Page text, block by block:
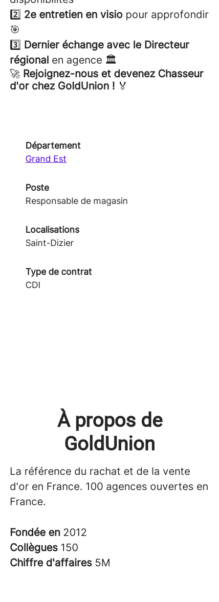
2️⃣ 2e entretien en visio pour approfondir
🎯
3️⃣ Dernier échange avec le Directeur
régional en agence 🏛️
🚀 Rejoignez-nous et devenez Chasseur
d'or chez GoldUnion ! 🏅
Département
Grand Est
Poste
Responsable de magasin
Localisations
Saint-Dizier
Type de contrat
CDI
À propos de
GoldUnion
La référence du rachat et de la vente
d'or en France. 100 agences ouvertes en
France.
Fondée en 2012
Collègues 150
Chiffre d'affaires 5M